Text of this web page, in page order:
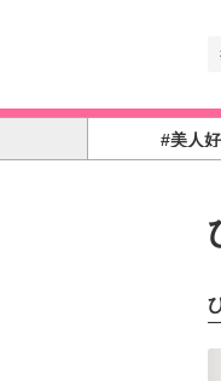
#美人